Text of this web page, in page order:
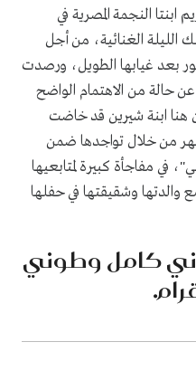
النجمة المصرية في
الغنائية، من أجل
بعد غيابها الطويل، ورصدت
حالة من الاهتمام الواضح
هنا ابنة شيرين قد خاضت
من خلال تواجدها ضمن
في مفاجأة كبيرة لمتابعيها
وشقيقتها في حفلها
كامل وطوني